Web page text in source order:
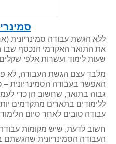
ללא הגשת עבודה סמינריונית
את התואר האקדמי הנכסף שבו
שעות לימוד ועשרות אלפי
מלבד עצם הגשת העבודה, לא
האפשר בעבודה הסמינריונית –
גבוה בתואר, שחשוב הן כדי
ללימודים בתארים מתקדמים
עבודה טובים לאחר סיום
חשוב לדעת, שיש מקומות עבודה
העבודה הסמינריונית שהגשתם